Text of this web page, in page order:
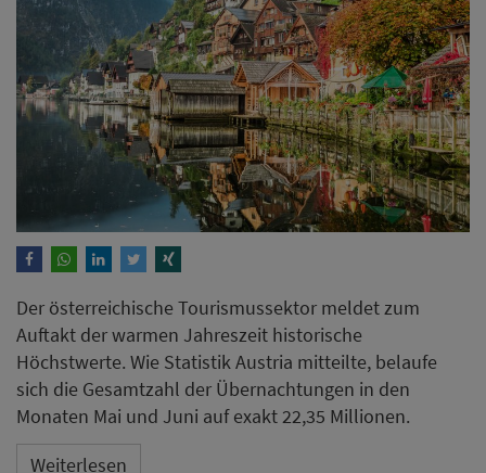
Der österreichische Tourismussektor meldet zum
Auftakt der warmen Jahreszeit historische
Höchstwerte. Wie Statistik Austria mitteilte, belaufe
sich die Gesamtzahl der Übernachtungen in den
Monaten Mai und Juni auf exakt 22,35 Millionen.
Weiterlesen